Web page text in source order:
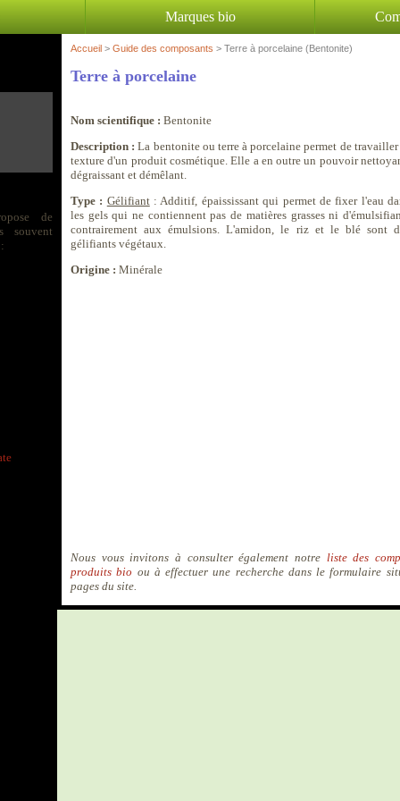
Marques bio
Accueil > Guide des composants > Terre à porcelaine (Bentonite)
Terre à porcelaine
Nom scientifique : Bentonite
Description : La bentonite ou terre à porcelaine permet de
texture d'un produit cosmétique. Elle a en outre un pouvoir
dégraissant et démêlant.
Type : Gélifiant: Additif, épaississant qui permet de fixer l'eau
les gels qui ne contiennent pas de matières grasses ni
contrairement aux émulsions. L'amidon, le riz et le blé sont
gélifiants végétaux.
Origine : Minérale
Nous vous invitons à consulter également notre liste des
produits bio ou à effectuer une recherche dans le formulaire
pages du site.
de
souvent